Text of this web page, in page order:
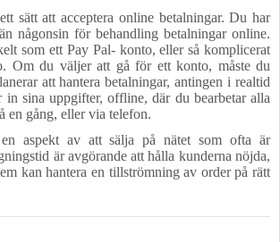
sätt att acceptera online betalningar. Du har
någonsin för behandling betalningar online.
som ett Pay Pal- konto, eller så komplicerat
Om du väljer att gå för ett konto, måste du
att hantera betalningar, antingen i realtid
in sina uppgifter, offline, där du bearbetar alla
en gång, eller via telefon.
en aspekt av att sälja på nätet som ofta är
är avgörande att hålla kunderna nöjda,
kan hantera en tillströmning av order på rätt